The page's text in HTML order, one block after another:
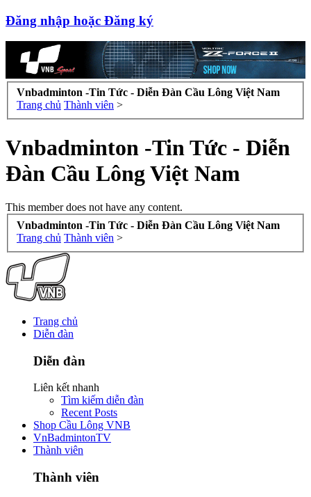
Đăng nhập hoặc Đăng ký
Vnbadminton -Tin Tức - Diễn Đàn Cầu Lông Việt Nam
Trang chủ Thành viên >
Vnbadminton -Tin Tức - Diễn
Đàn Cầu Lông Việt Nam
This member does not have any content.
Vnbadminton -Tin Tức - Diễn Đàn Cầu Lông Việt Nam
Trang chủ Thành viên >
Trang chủ
Diễn đàn
Diễn đàn
Liên kết nhanh
Tìm kiếm diễn đàn
Recent Posts
Shop Cầu Lông VNB
VnBadmintonTV
Thành viên
Thành viên